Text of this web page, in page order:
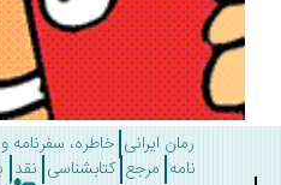
رمان ایرانی خاطره، سفرنامه و روایت
مرجع کتابشناسی نقد بایگانی